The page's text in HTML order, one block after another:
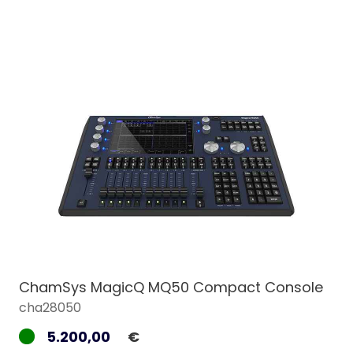
ChamSys MagicQ MQ50 Compact Console
cha28050
5.200,00 €